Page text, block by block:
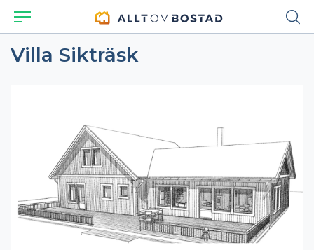
Villa Sikträsk